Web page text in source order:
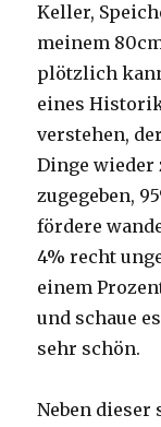
Keller,
meinem
plötzlich
eines
verstehen,
Dinge wieder
zugegeben,
fördere
4% recht
einem
und schaue
sehr schön.
Neben dieser